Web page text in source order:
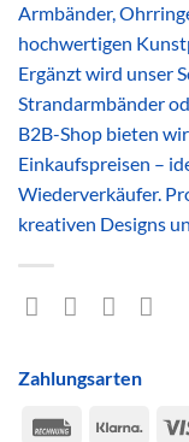
Armbänder,
hochwertigen
Ergänzt wird unser
Strandarmbänder
B2B-Shop bieten
Einkaufspreisen –
Wiederverkäufer.
kreativen Designs
Zahlungsarten
Rechung